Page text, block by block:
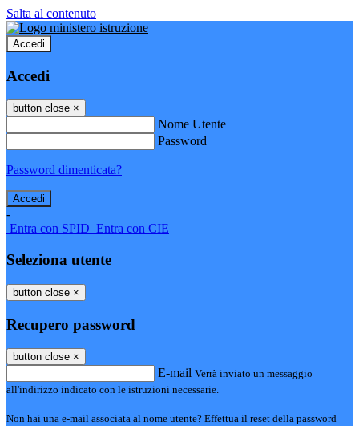
Salta al contenuto
Accedi
Accedi
button close ×
Nome Utente
Password
Password dimenticata?
-
Entra con SPID Entra con CIE
Seleziona utente
button close ×
Recupero password
button close ×
E-mail Verrà inviato un messaggio
all'indirizzo indicato con le istruzioni necessarie.
Non hai una e-mail associata al nome utente? Effettua il reset della password